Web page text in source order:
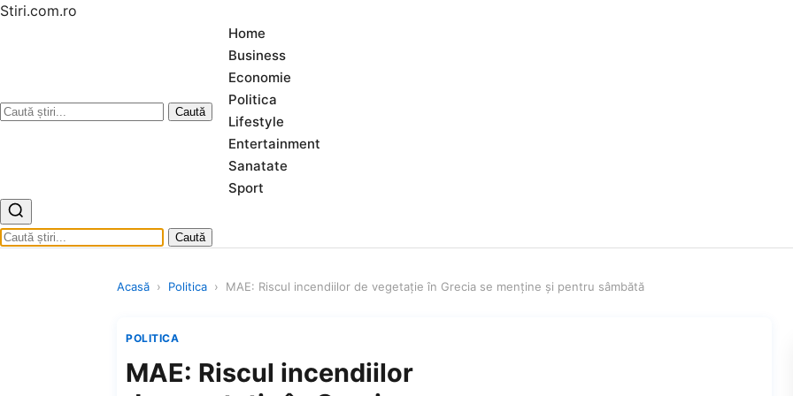
Stiri.com.ro
Caută
Home
Business
Economie
Politica
Lifestyle
Entertainment
Sanatate
Sport
Caută
Acasă › Politica › MAE: Riscul incendiilor de vegetaţie în Grecia se menţine şi pentru sâmbătă
POLITICA
MAE: Riscul incendiilor